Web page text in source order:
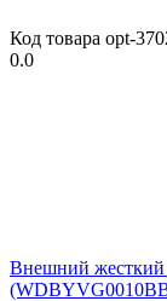
Код товара opt-
0.0
Внешний жесткий